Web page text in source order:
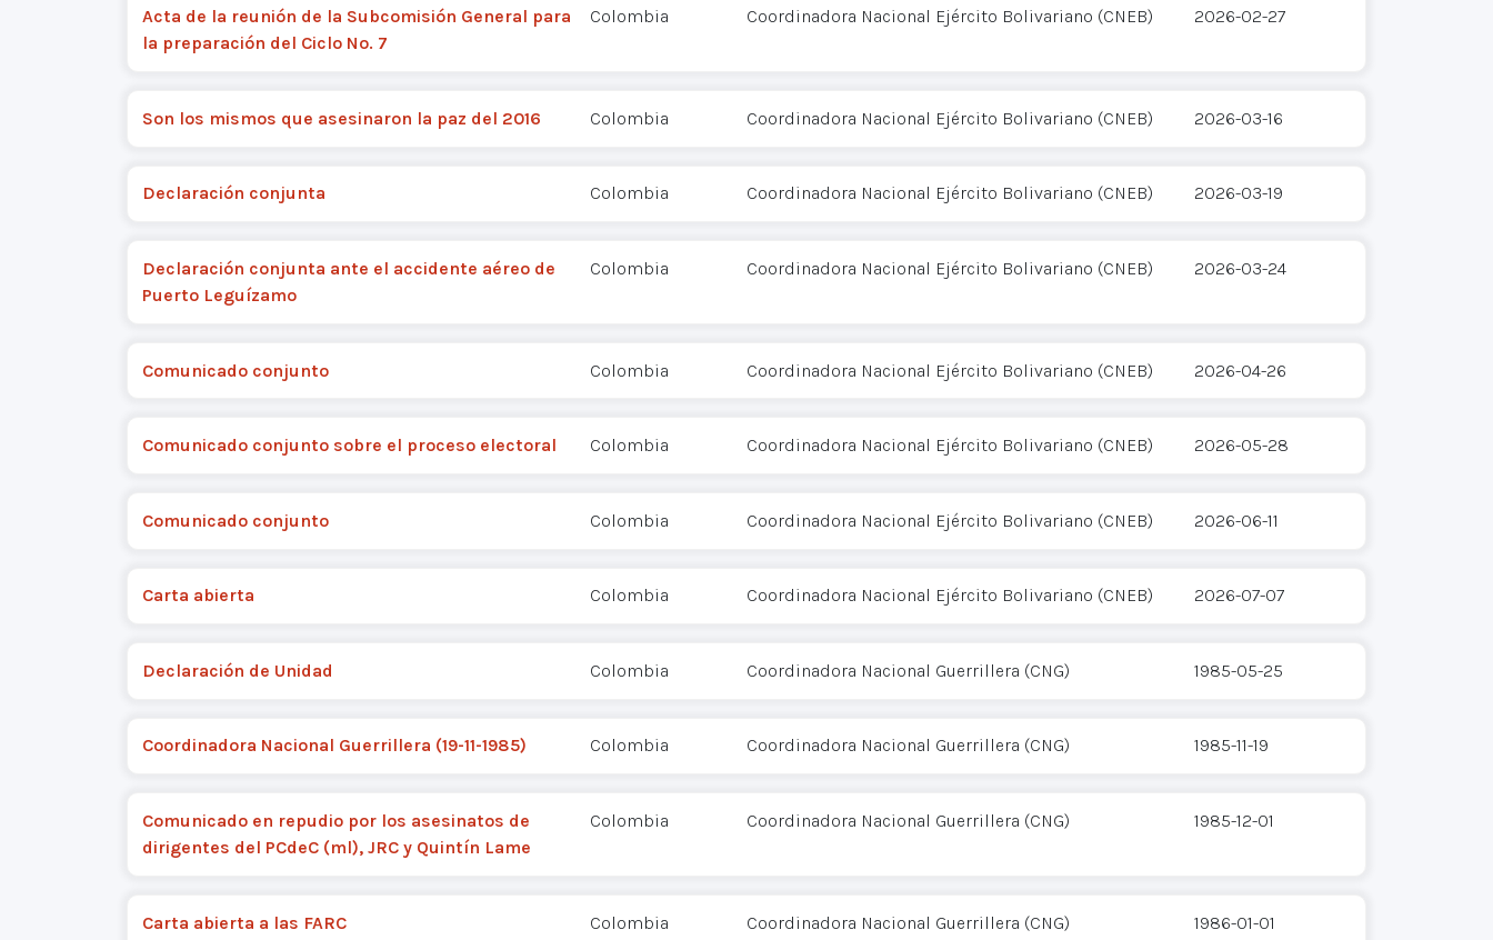
Acta de la reunión de la Subcomisión General para
la preparación del Ciclo No. 7
Colombia Coordinadora Nacional Ejército Bolivariano (CNEB) 2026-02-27
Son los mismos que asesinaron la paz del 2016 Colombia Coordinadora Nacional Ejército Bolivariano (CNEB) 2026-03-16
Declaración conjunta Colombia Coordinadora Nacional Ejército Bolivariano (CNEB) 2026-03-19
Declaración conjunta ante el accidente aéreo de
Puerto Leguízamo
Colombia Coordinadora Nacional Ejército Bolivariano (CNEB) 2026-03-24
Comunicado conjunto Colombia Coordinadora Nacional Ejército Bolivariano (CNEB) 2026-04-26
Comunicado conjunto sobre el proceso electoral Colombia Coordinadora Nacional Ejército Bolivariano (CNEB) 2026-05-28
Comunicado conjunto Colombia Coordinadora Nacional Ejército Bolivariano (CNEB) 2026-06-11
Carta abierta Colombia Coordinadora Nacional Ejército Bolivariano (CNEB) 2026-07-07
Declaración de Unidad Colombia Coordinadora Nacional Guerrillera (CNG) 1985-05-25
Coordinadora Nacional Guerrillera (19-11-1985) Colombia Coordinadora Nacional Guerrillera (CNG) 1985-11-19
Comunicado en repudio por los asesinatos de
dirigentes del PCdeC (ml), JRC y Quintín Lame
Colombia Coordinadora Nacional Guerrillera (CNG) 1985-12-01
Carta abierta a las FARC Colombia Coordinadora Nacional Guerrillera (CNG) 1986-01-01